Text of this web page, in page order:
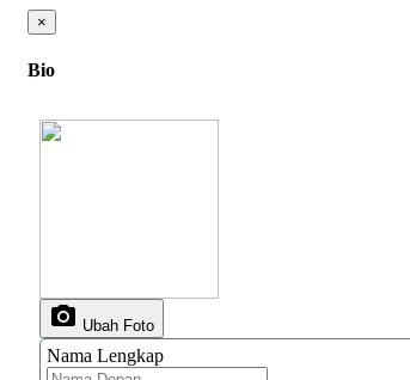
×
Bio
photo_camera Ubah Foto
Nama Lengkap